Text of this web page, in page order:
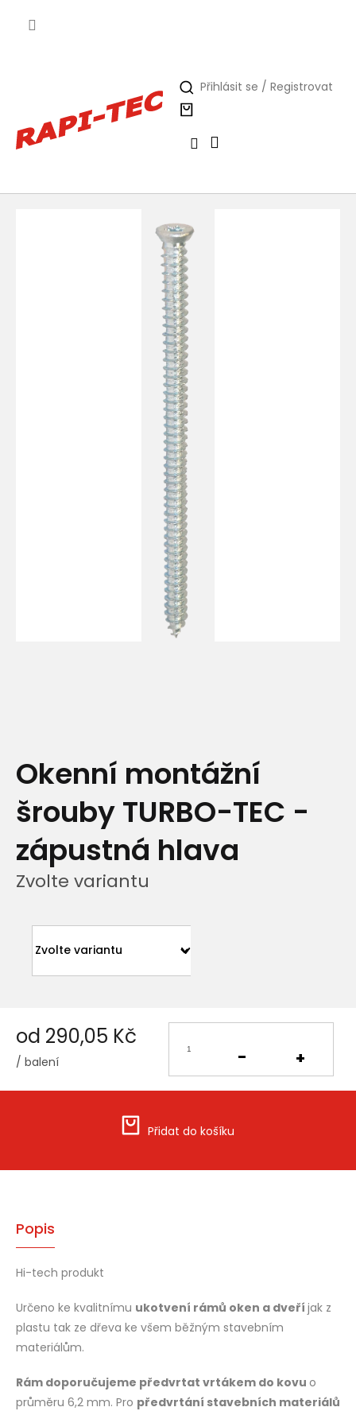
Přihlásit se / Registrovat
Okenní montážní
šrouby TURBO-TEC -
zápustná hlava
Zvolte variantu
od 290,05 Kč
/ balení
cena:
Přidat do košíku
Popis
Hi-tech produkt
Určeno ke kvalitnímu ukotvení rámů oken a dveří jak z
plastu tak ze dřeva ke všem běžným stavebním
materiálům.
Rám doporučujeme předvrtat vrtákem do kovu o
průměru 6,2 mm. Pro předvrtání stavebních materiálů